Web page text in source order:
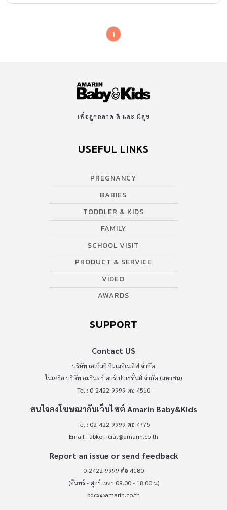
ซี่แรกโผล่ขึ้นมาแล้ว ต้องเปลี่ยนมาใช้แปรงสีฟันกับยาสีฟันทำความ
ไปอย่างง่ายดาย และมั่นใจได้ว่าทำความสะอาดฟันได้อย่างทั่วถึง หาก
คุณแม่ยังไม่ทราบว่าจะเลือก แปรงสีฟัน ยาสีฟันแบบไหนให้ลูกน้อยดี
จอร์แดน (Jordan) ซึ่งเป็นผลิตภัณฑ์ดูแลช่องปากที่มียอดขายอันดับ 1
ช่องปากสำหรับเด็กที่ออกแบบมาด้วยความเข้าใจในพัฒนาการของเด็ก
Editor’s Choice สาขา Best Oral Care Product […]
1
เพื่อลูกฉลาด ดี และ มีสุข
USEFUL LINKS
PREGNANCY
BABIES
TODDLER & KIDS
FAMILY
SCHOOL VISIT
PRODUCT & SERVICE
VIDEO
AWARDS
SUPPORT
Contact US
บริษัท เอเอ็มอี อิมเมจิเนทีฟ จำกัด
ในเครือ บริษัท อมรินทร์ คอร์เปอเรชั่นส์ จำกัด (มหาชน)
Tel : 0-2422-9999 ต่อ 4510
สนใจลงโฆษณากับเว็บไซต์ Amarin Baby&Kids
Tel : 02-422-9999 ต่อ 4775
Email : abkofficial@amarin.co.th
Report an issue or send feedback
0-2422-9999 ต่อ 4180
(จันทร์ - ศุกร์ เวลา 09.00 - 18.00 น)
bdcx@amarin.co.th